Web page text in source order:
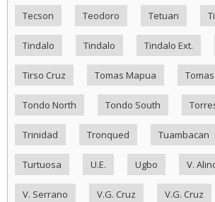
Tecson Teodoro Tetuan
Tindalo Tindalo Tindalo Ext.
Tirso Cruz Tomas Mapua
Tondo North Tondo South
Trinidad Tronqued Tuambacan
Turtuosa U.E. Ugbo V.
V. Serrano V.G. Cruz V.G. Cruz